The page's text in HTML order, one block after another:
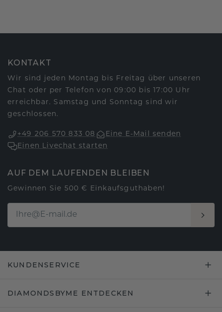
KONTAKT
Wir sind jeden Montag bis Freitag über unseren
Chat oder per Telefon von 09:00 bis 17:00 Uhr
erreichbar. Samstag und Sonntag sind wir
geschlossen.
+49 206 570 833 08
Eine E-Mail senden
Einen Livechat starten
AUF DEM LAUFENDEN BLEIBEN
Gewinnen Sie 500 € Einkaufsguthaben!
KUNDENSERVICE
DIAMONDSBYME ENTDECKEN